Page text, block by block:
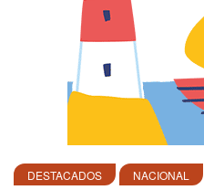
DESTACADOS NACIONAL